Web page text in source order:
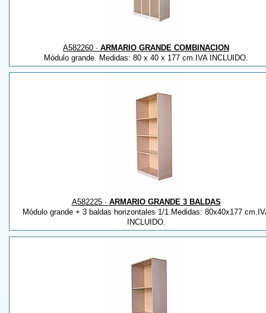
A582260 · ARMARIO GRANDE COMBINACION
Módulo grande. Medidas: 80 x 40 x 177 cm.IVA INCLUIDO.
A582225 · ARMARIO GRANDE 3 BALDAS
Módulo grande + 3 baldas horizontales 1/1.Medidas: 80x40x177
INCLUIDO.